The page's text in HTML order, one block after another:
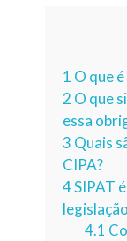
1 O que
2 O que
essa
3 Quais
CIPA?
4SIPAT
4.1